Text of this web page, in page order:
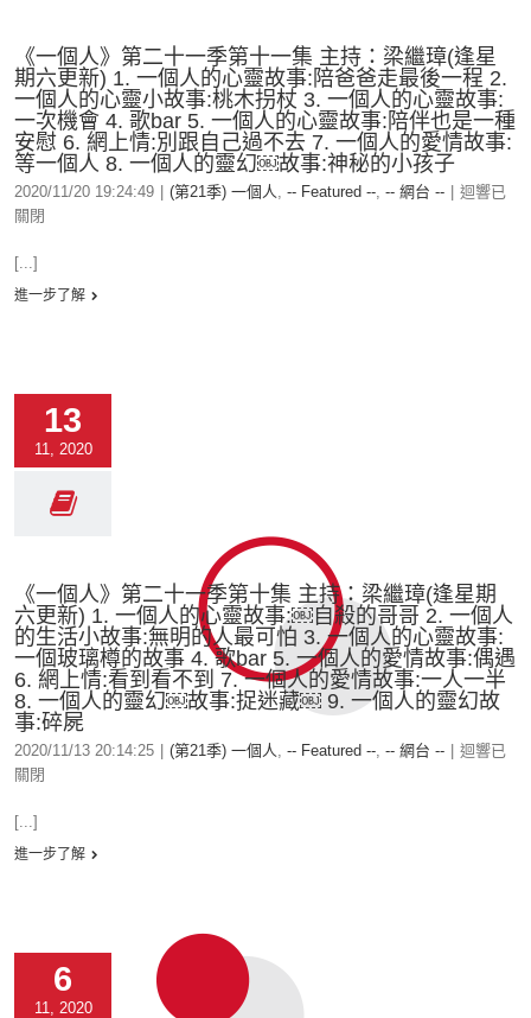
《一個人》第二十一季第十一集 主持：梁繼璋(逢星
期六更新) 1. 一個人的心靈故事:陪爸爸走最後一程 2.
一個人的心靈小故事:桃木拐杖 3. 一個人的心靈故事:
一次機會 4. 歌bar 5. 一個人的心靈故事:陪伴也是一種
安慰 6. 網上情:別跟自己過不去 7. 一個人的愛情故事:
等一個人 8. 一個人的靈幻￼故事:神秘的小孩子
2020/11/20 19:24:49 (第21季) 一個人, -- Featured --, -- 網台 --
迴響已
關閉
[...]
進一步了解
13
11, 2020
《一個人》第二十一季第十集 主持：梁繼璋(逢星期
六更新) 1. 一個人的心靈故事:￼自殺的哥哥 2. 一個人
的生活小故事:無明的人最可怕 3. 一個人的心靈故事:
一個玻璃樽的故事 4. 歌bar 5. 一個人的愛情故事:偶遇
6. 網上情:看到看不到 7. 一個人的愛情故事:一人一半
8. 一個人的靈幻￼故事:捉迷藏￼ 9. 一個人的靈幻故
事:碎屍
2020/11/13 20:14:25 (第21季) 一個人, -- Featured --, -- 網台 --
迴響已
關閉
[...]
進一步了解
6
11, 2020